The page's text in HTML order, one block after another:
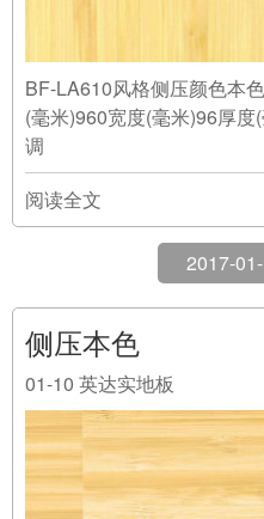
BF-LA610风格侧压颜色本
(毫米)960宽度(毫米)96厚
调
阅读全文
01-10英达实地板